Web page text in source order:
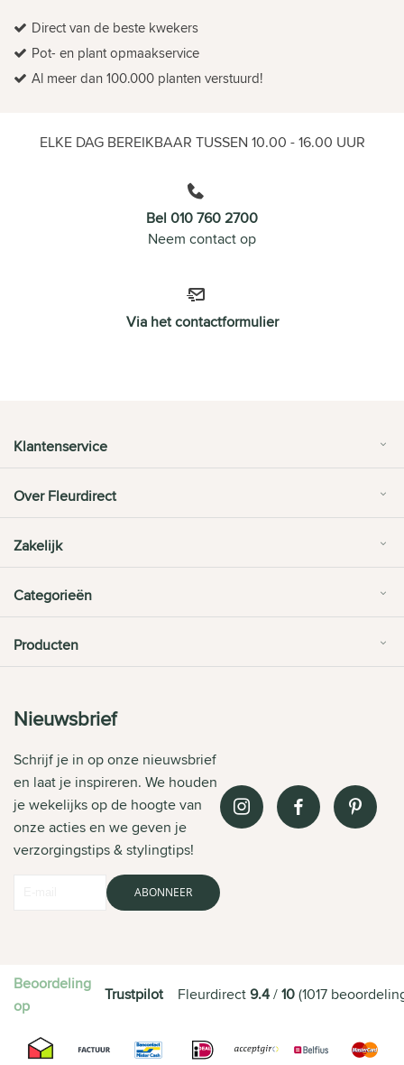
Direct van de beste kwekers
Pot- en plant opmaakservice
Al meer dan 100.000 planten verstuurd!
ELKE DAG BEREIKBAAR TUSSEN 10.00 - 16.00 UUR
Bel 010 760 2700
Neem contact op
Via het contactformulier
Klantenservice
Over Fleurdirect
Zakelijk
Categorieën
Producten
Nieuwsbrief
Schrijf je in op onze nieuwsbrief
en laat je inspireren. We houden
je wekelijks op de hoogte van
onze acties en we geven je
verzorgingstips & stylingtips!
ABONNEER
Beoordeling
op
Trustpilot Fleurdirect9.4/10(1017